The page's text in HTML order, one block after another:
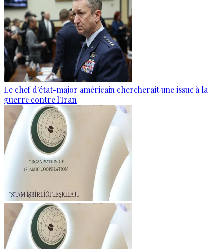
Le chef d'état-major américain chercherait une issue à la
guerre contre l'Iran